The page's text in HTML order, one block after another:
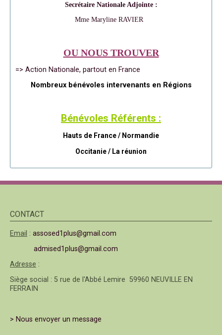
Secrétaire Nationale Adjointe :
Mme Maryline RAVIER
OU NOUS TROUVER
=> Action Nationale, partout en France
Nombreux bénévoles intervenants en Régions
Bénévoles Référents :
Hauts de France / Normandie
Occitanie / La réunion
CONTACT
Email : assosed1plus@gmail.com
admised1plus@gmail.com
Adresse :
Siège social : 5 rue de l'Abbé Lemire 59960 NEUVILLE EN
FERRAIN
> Nous envoyer un message